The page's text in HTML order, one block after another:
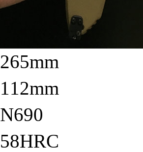
265mm
112mm
N690
58HRC